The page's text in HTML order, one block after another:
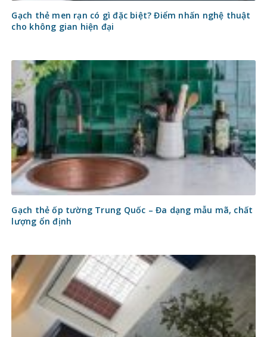
Gạch thẻ men rạn có gì đặc biệt? Điểm nhấn nghệ thuật
cho không gian hiện đại
Gạch thẻ ốp tường Trung Quốc – Đa dạng mẫu mã, chất
lượng ổn định